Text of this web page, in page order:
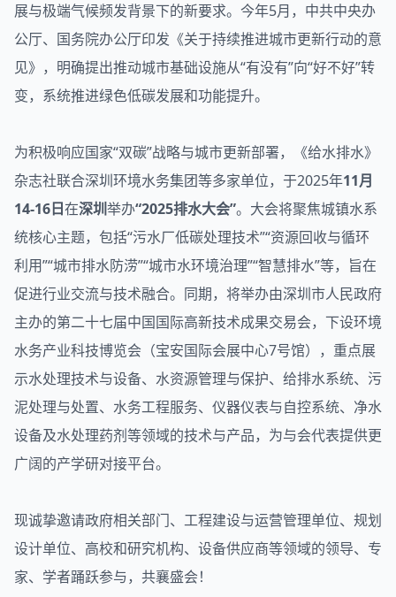
展与极端气候频发背景下的新要求。今年5月，中共中央办
公厅、国务院办公厅印发《关于持续推进城市更新行动的意
见》，明确提出推动城市基础设施从“有没有”向“好不好”转
变，系统推进绿色低碳发展和功能提升。
为积极响应国家“双碳”战略与城市更新部署，《给水排水》
杂志社联合深圳环境水务集团等多家单位，于2025年11月
14-16日在深圳举办“2025排水大会”。大会将聚焦城镇水系
统核心主题，包括“污水厂低碳处理技术”“资源回收与循环
利用”“城市排水防涝”“城市水环境治理”“智慧排水”等，旨在
促进行业交流与技术融合。同期，将举办由深圳市人民政府
主办的第二十七届中国国际高新技术成果交易会，下设环境
水务产业科技博览会（宝安国际会展中心7号馆），重点展
示水处理技术与设备、水资源管理与保护、给排水系统、污
泥处理与处置、水务工程服务、仪器仪表与自控系统、净水
设备及水处理药剂等领域的技术与产品，为与会代表提供更
广阔的产学研对接平台。
现诚挚邀请政府相关部门、工程建设与运营管理单位、规划
设计单位、高校和研究机构、设备供应商等领域的领导、专
家、学者踊跃参与，共襄盛会！